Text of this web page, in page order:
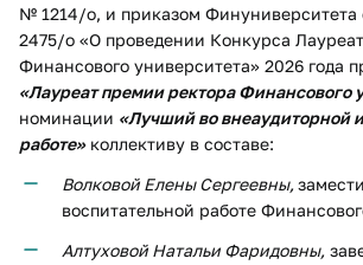
№ 1214/о, и приказом Финуниверситета
2475/о «О проведении Конкурса
Финансового университета» 2026 года
«Лауреат премии ректора Финансового
номинации «Лучший во внеаудиторной
работе»коллективу в составе:
Волковой Елены Сергеевны,
воспитательной работе
Алтуховой Натальи Фаридовны,